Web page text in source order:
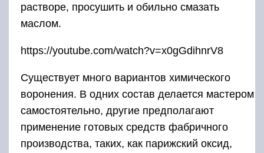
растворе, просушить и обильно смазать
маслом.
https://youtube.com/watch?v=x0gGdihnrV8
Существует много вариантов химического
воронения. В одних состав делается мастером
самостоятельно, другие предполагают
применение готовых средств фабричного
производства, таких, как парижский оксид,